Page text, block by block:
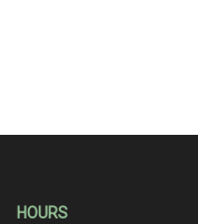
HOURS